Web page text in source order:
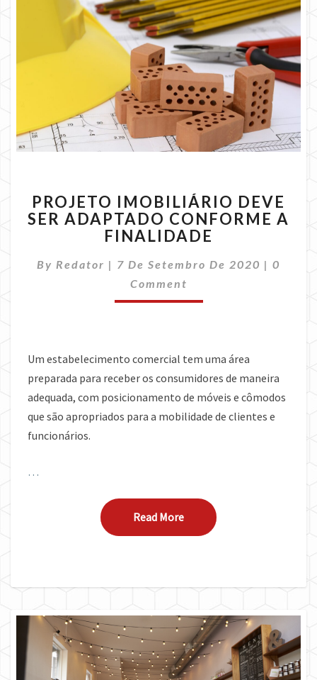
IMOBILIÁRIO
DEVE
SER
CONFORME
A
PROJETO IMOBILIÁRIO DEVE
SER ADAPTADO CONFORME A
FINALIDADE
By Redator | 7 De Setembro De 2020 | 0
Comment
Um estabelecimento comercial tem uma área
preparada para receber os consumidores de maneira
adequada, com posicionamento de móveis e cômodos
que são apropriados para a mobilidade de clientes e
funcionários.
…
Read MoreRead More